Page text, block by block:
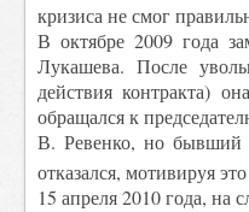
кризиса не смог
В октябре 2009 года
Лукашева. После
действия контракта)
обращался к
В. Ревенко, но бывший
отказался, мотивируя
15 апреля 2010 года,